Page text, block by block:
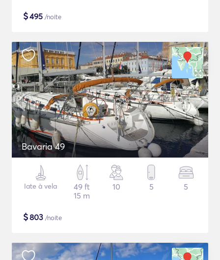
$495 /noite
Bavaria 49
Iate à vela
49 ft
15 m
10 5 5
$803 /noite